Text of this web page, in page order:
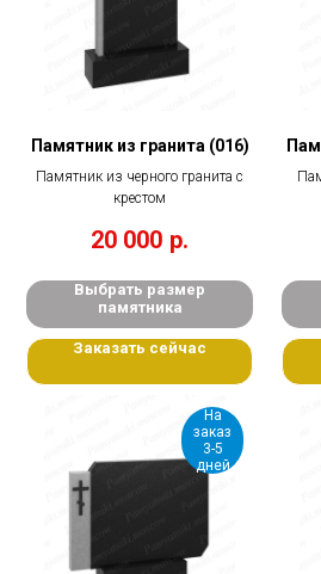
Памятник из гранита (016)
Памятник из черного гранита с
крестом
20 000 р.
Выбрать размер
памятника
Заказать сейчас
На
заказ
3-5
дней